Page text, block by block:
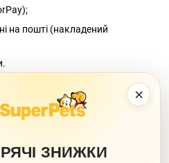
×
ЗНИЖКИ
на пошті (накладений
доставки компанія-
за переказ
на сайті компанії-